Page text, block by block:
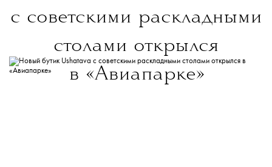
с советскими раскладными
столами открылся
в «Авиапарке»